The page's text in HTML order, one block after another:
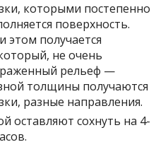
которыми постепенно
поверхность.
этом получается
не очень
рельеф —
толщины получаются
разные направления.
оставляют сохнуть на 4-